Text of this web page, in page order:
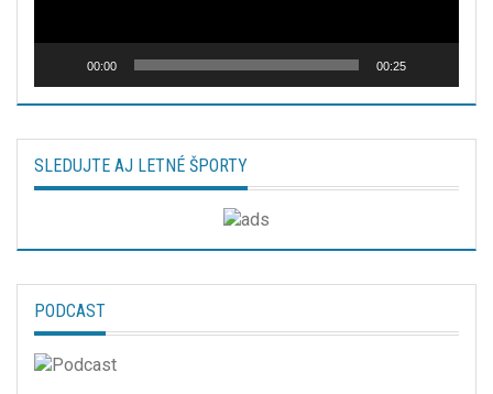
00:00 00:25
SLEDUJTE AJ LETNÉ ŠPORTY
PODCAST